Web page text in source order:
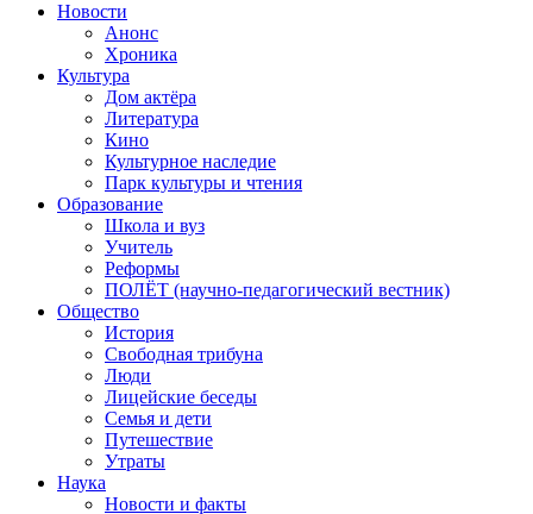
Новости
Анонс
Хроника
Культура
Дом актёра
Литература
Кино
Культурное наследие
Парк культуры и чтения
Образование
Школа и вуз
Учитель
Реформы
ПОЛЁТ (научно-педагогический вестник)
Общество
История
Свободная трибуна
Люди
Лицейские беседы
Семья и дети
Путешествие
Утраты
Наука
Новости и факты